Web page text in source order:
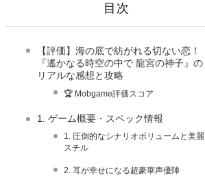
目次
【評価】海の底で紡がれる切ない恋！
『遙かなる時空の中で 龍宮の神子』の
リアルな感想と攻略
🏆 Mobgame評価スコア
1. ゲーム概要・スペック情報
1. 圧倒的なシナリオボリュームと美麗
スチル
2. 耳が幸せになる超豪華声優陣